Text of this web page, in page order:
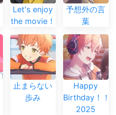
Let's enjoy
the movie！
予想外の言
葉
止まらない
歩み
Happy
Birthday！！
2025